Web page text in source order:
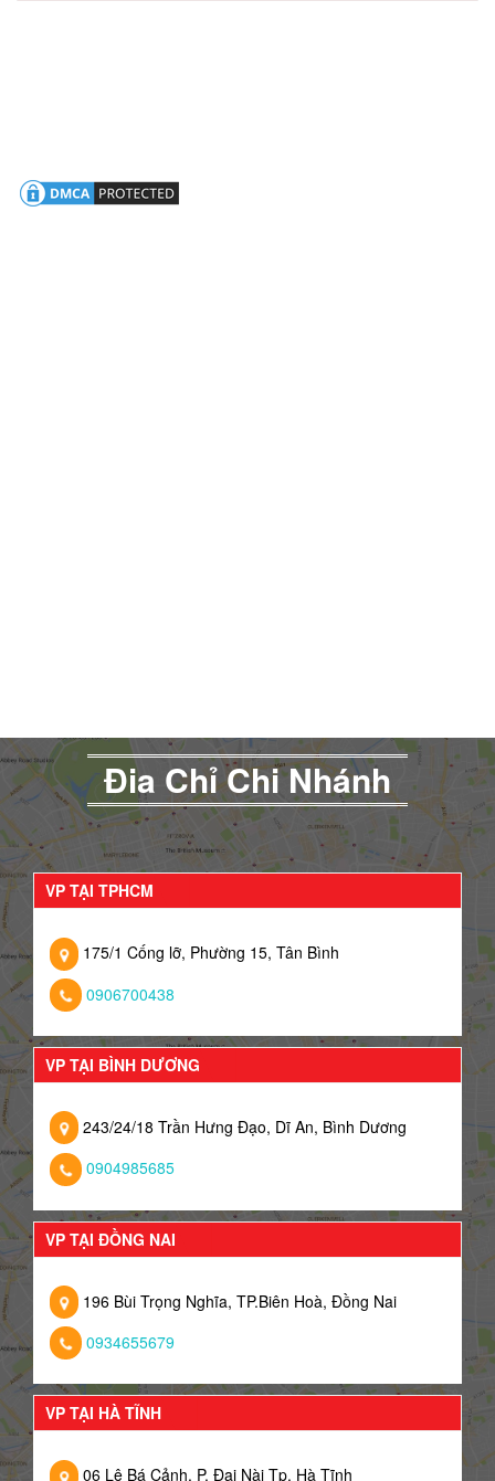
Đia Chỉ Chi Nhánh
VP TẠI TPHCM
175/1 Cống lỡ, Phường 15, Tân Bình
0906700438
VP TẠI BÌNH DƯƠNG
243/24/18 Trần Hưng Đạo, Dĩ An, Bình Dương
0904985685
VP TẠI ĐỒNG NAI
196 Bùi Trọng Nghĩa, TP.Biên Hoà, Đồng Nai
0934655679
VP TẠI HÀ TĨNH
06 Lê Bá Cảnh, P. Đại Nài Tp. Hà Tĩnh